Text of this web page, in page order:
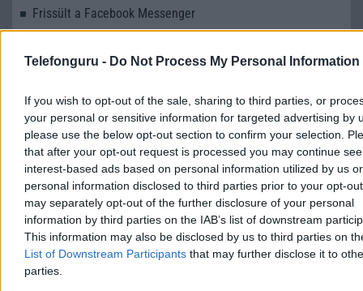
Telefonguru - Do Not Process My Personal Information
If you wish to opt-out of the sale, sharing to third parties, or
your personal or sensitive information for targeted advertising by
please use the below opt-out section to confirm your selection.
that after your opt-out request is processed you may continue
interest-based ads based on personal information utilized by us or
personal information disclosed to third parties prior to your opt-
may separately opt-out of the further disclosure of your personal
information by third parties on the IAB’s list of downstream
This information may also be disclosed by us to third parties on
List of Downstream Participants that may further disclose it to
parties.
Frissült a Facebook Messenger
iPhone: ingyen hívás Facebookon
Újdonságokkal jön a Facebook
Ezek az idei év legnépszerűbb appjai
iKupi lesz az iMessage mintájára?
Idén sem lesz titkosítás Messengeren és Instán
További hírek